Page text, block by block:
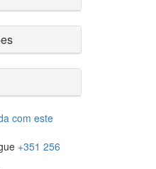
com este
+351 256